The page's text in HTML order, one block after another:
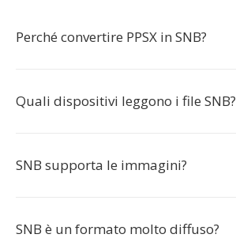
Perché convertire PPSX in SNB?
Quali dispositivi leggono i file SNB?
SNB supporta le immagini?
SNB è un formato molto diffuso?